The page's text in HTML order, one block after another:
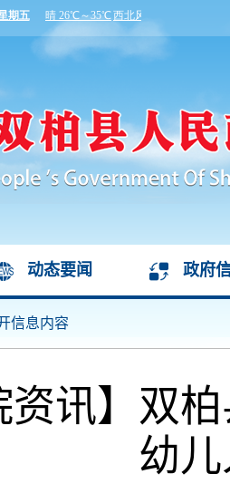
动态要闻 政府
信息内容
资讯】双
幼